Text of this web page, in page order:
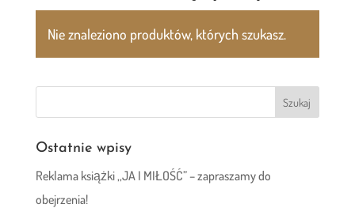
Nie znaleziono produktów, których szukasz.
Ostatnie wpisy
Reklama książki ,,JA I MIŁOŚĆ” – zapraszamy do
obejrzenia!